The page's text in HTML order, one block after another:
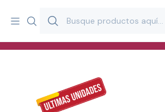
y estimulación infantil en Chile.
Especialistas en recursos educativos